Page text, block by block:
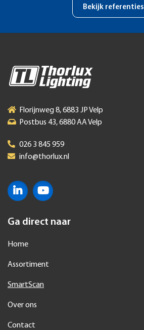
Bekijk referenties
Florijnweg 8, 6883 JP Velp
Postbus 43, 6880 AA Velp
026 3 845 959
info@thorlux.nl
Ga direct naar
Home
Assortiment
SmartScan
Over ons
Contact